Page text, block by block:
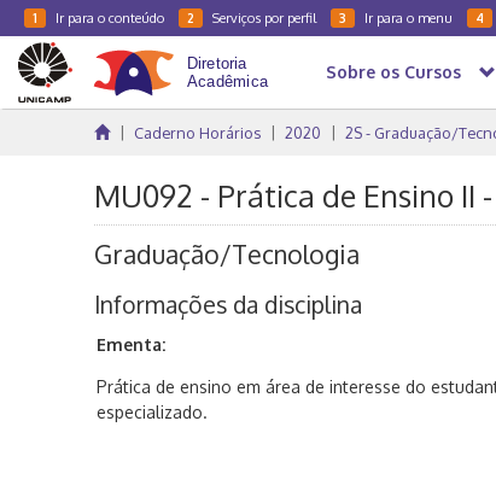
1 Ir para o conteúdo 2 Serviços por perfil 3 Ir para o menu 4
Sobre os Cursos
Caderno Horários 2020 2S - Graduação/
MU092 - Prática de Ensino II
Graduação/Tecnologia
Informações da disciplina
Ementa:
Prática de ensino em área de interesse do
especializado.